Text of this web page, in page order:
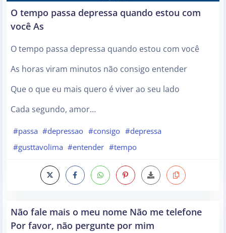
O tempo passa depressa quando estou com
você As
O tempo passa depressa quando estou com você
As horas viram minutos não consigo entender
Que o que eu mais quero é viver ao seu lado
Cada segundo, amor…
#passa #depressao #consigo #depressa
#gusttavolima #entender #tempo
Não fale mais o meu nome Não me telefone
Por favor, não pergunte por mim